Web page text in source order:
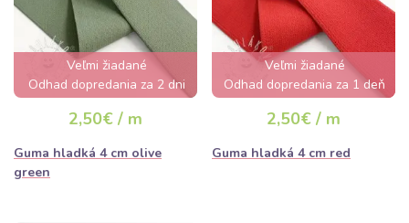
Veľmi žiadané
Odhad dopredania za 2 dni
2,50€ / m
Guma hladká 4 cm olive
green
Veľmi žiadané
Odhad dopredania za 1 deň
2,50€ / m
Guma hladká 4 cm red